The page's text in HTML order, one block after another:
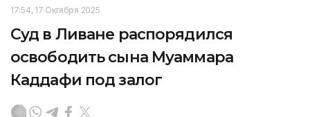
17:54, 17 Октября 2025
Суд в Ливане распорядился
освободить сына Муаммара
Каддафи под залог